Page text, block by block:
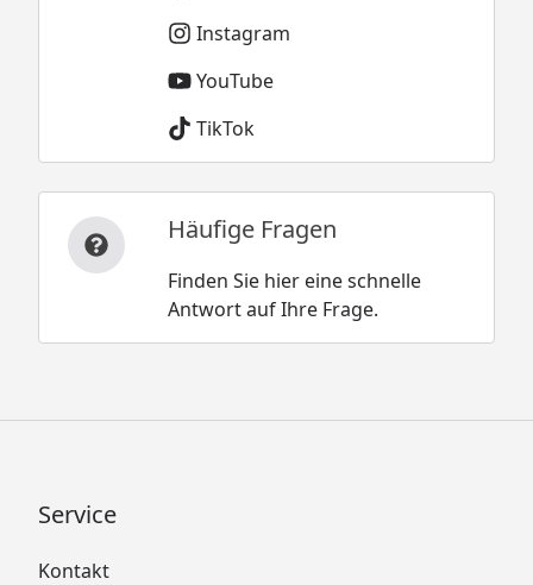
Instagram
YouTube
TikTok
Häufige Fragen
Finden Sie hier eine schnelle
Antwort auf Ihre Frage.
Service
Kontakt